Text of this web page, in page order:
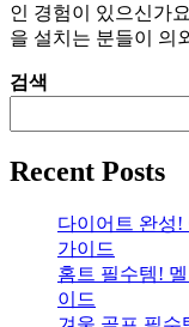
인 경험이 있으신가
을 설치는 분들이 의
검색
Recent Posts
다이어트 완성!
가이드
홈트 필수템!
이드